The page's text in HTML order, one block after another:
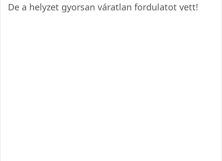
De a helyzet gyorsan váratlan fordulatot vett!